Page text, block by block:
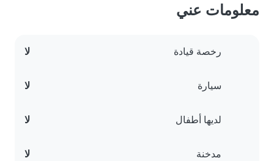
معلومات عني
رخصة قيادة لا
سيارة لا
لديها أطفال لا
مدخنة لا